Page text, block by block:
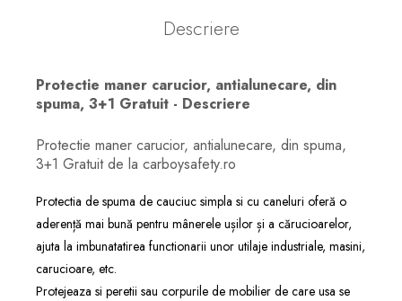
Descriere
Protectie maner carucior, antialunecare, din
spuma, 3+1 Gratuit - Descriere
Protectie maner carucior, antialunecare, din spuma,
3+1 Gratuit de la carboysafety.ro
Protectia de spuma de cauciuc simpla si cu caneluri oferă o
aderență mai bună pentru mânerele ușilor și a cărucioarelor,
ajuta la imbunatatirea functionarii unor utilaje industriale, masini,
carucioare, etc.
Protejeaza si peretii sau corpurile de mobilier de care usa se